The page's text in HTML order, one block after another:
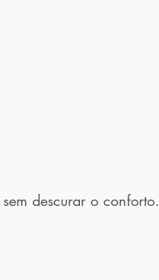
descurar o conforto.